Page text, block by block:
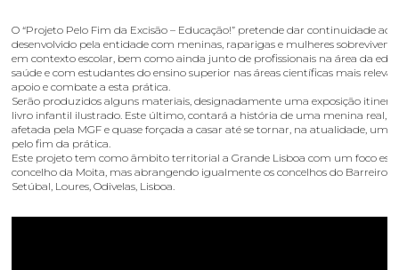
O “Projeto Pelo Fim da Excisão – Educação!” pretende dar continuidade ao
desenvolvido pela entidade com meninas, raparigas e mulheres
em contexto escolar, bem como ainda junto de profissionais na área da
saúde e com estudantes do ensino superior nas áreas científicas mais
apoio e combate a esta prática.
Serão produzidos alguns materiais, designadamente uma exposição
livro infantil ilustrado. Este último, contará a história de uma menina real,
afetada pela MGF e quase forçada a casar até se tornar, na atualidade, uma
pelo fim da prática.
Este projeto tem como âmbito territorial a Grande Lisboa com um foco
concelho da Moita, mas abrangendo igualmente os concelhos do Barreiro,
Setúbal, Loures, Odivelas, Lisboa.